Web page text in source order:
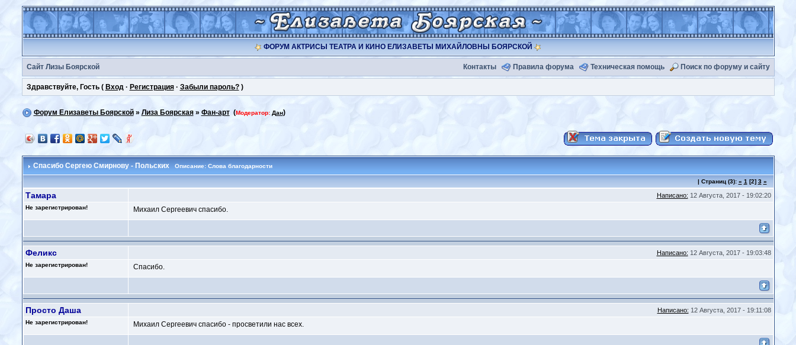
ФОРУМ АКТРИСЫ ТЕАТРА И КИНО ЕЛИЗАВЕТЫ МИХАЙЛОВНЫ БОЯРСКОЙ
Сайт Лизы Боярской Контакты Правила форума Техническая помощь Поиск по форуму и сайту
Здравствуйте, Гость ( Вход· Регистрация· Забыли пароль?)
Форум Елизаветы Боярской» Лиза Боярская» Фан-арт(Модератор: Дан)
Спасибо Сергею Смирнову - Польских Описание: Слова благодарности
| Страниц(3): « 1 [2] 3 »
Тамара Написано: 12 Августа, 2017 - 19:02:20
Не зарегистрирован! Михаил Сергеевич спасибо.
Феликс Написано: 12 Августа, 2017 - 19:03:48
Не зарегистрирован! Спасибо.
Просто Даша Написано: 12 Августа, 2017 - 19:11:08
Не зарегистрирован! Михаил Сергеевич спасибо - просветили нас всех.